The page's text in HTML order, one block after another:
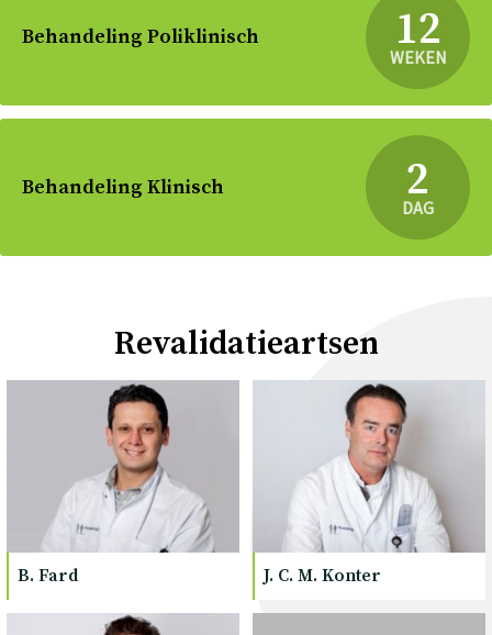
Behandeling Poliklinisch 12
WEKEN
Behandeling Klinisch 2
DAG
Revalidatieartsen
B. Fard J. C. M. Konter